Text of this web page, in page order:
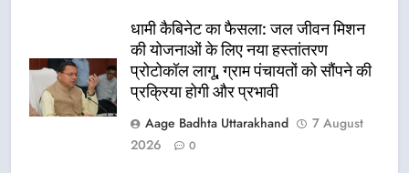
धामी कैबिनेट का फैसला: जल जीवन मिशन
की योजनाओं के लिए नया हस्तांतरण
प्रोटोकॉल लागू, ग्राम पंचायतों को सौंपने की
प्रक्रिया होगी और प्रभावी
Aage Badhta Uttarakhand
7 August
2026
0